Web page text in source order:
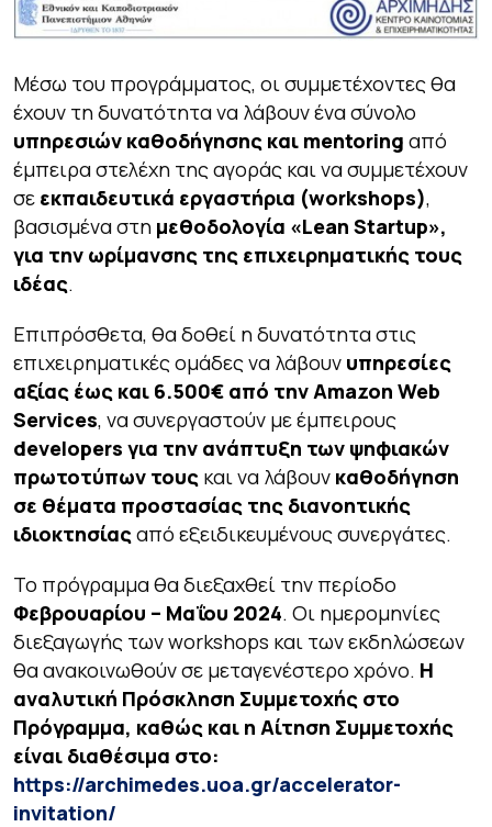
Μέσω του προγράμματος, οι συμμετέχοντες θα
έχουν τη δυνατότητα να λάβουν ένα σύνολο
υπηρεσιών καθοδήγησης και mentoring από
έμπειρα στελέχη της αγοράς και να συμμετέχουν
σε εκπαιδευτικά εργαστήρια (workshops),
βασισμένα στη μεθοδολογία «Lean Startup»,
για την ωρίμανσης της επιχειρηματικής τους
ιδέας.
Επιπρόσθετα, θα δοθεί η δυνατότητα στις
επιχειρηματικές ομάδες να λάβουν υπηρεσίες
αξίας έως και 6.500€ από τηνAmazon Web
Services, να συνεργαστούν με έμπειρους
developers για την ανάπτυξη των ψηφιακών
πρωτοτύπων τους και να λάβουν καθοδήγηση
σε θέματα προστασίας της διανοητικής
ιδιοκτησίας από εξειδικευμένους συνεργάτες.
Το πρόγραμμα θα διεξαχθεί την περίοδο
Φεβρουαρίου – Μαΐου 2024. Οι ημερομηνίες
διεξαγωγής των workshops και των εκδηλώσεων
θα ανακοινωθούν σε μεταγενέστερο χρόνο. Η
αναλυτική Πρόσκληση Συμμετοχής στο
Πρόγραμμα, καθώς και η Αίτηση Συμμετοχής
είναι διαθέσιμα στο:
https://archimedes.uoa.gr/accelerator-
invitation/